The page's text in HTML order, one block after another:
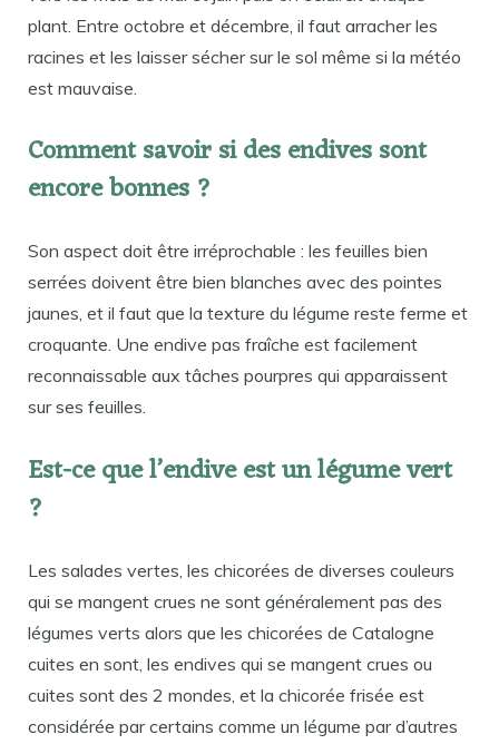
plant. Entre octobre et décembre, il faut arracher les
racines et les laisser sécher sur le sol même si la météo
est mauvaise.
Comment savoir si des endives sont
encore bonnes ?
Son aspect doit être irréprochable : les feuilles bien
serrées doivent être bien blanches avec des pointes
jaunes, et il faut que la texture du légume reste ferme et
croquante. Une endive pas fraîche est facilement
reconnaissable aux tâches pourpres qui apparaissent
sur ses feuilles.
Est-ce que l’endive est un légume vert
?
Les salades vertes, les chicorées de diverses couleurs
qui se mangent crues ne sont généralement pas des
légumes verts alors que les chicorées de Catalogne
cuites en sont, les endives qui se mangent crues ou
cuites sont des 2 mondes, et la chicorée frisée est
considérée par certains comme un légume par d’autres